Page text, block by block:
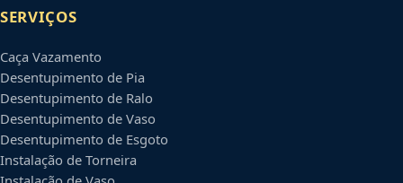
SERVIÇOS
Caça Vazamento
Desentupimento de Pia
Desentupimento de Ralo
Desentupimento de Vaso
Desentupimento de Esgoto
Instalação de Torneira